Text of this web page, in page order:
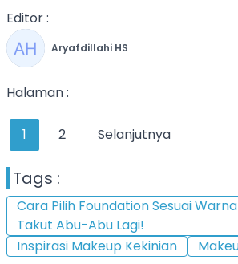
Editor :
Aryafdillahi HS
Halaman :
1 2 Selanjutnya
Tags :
Cara Pilih Foundation Sesuai
Takut Abu-Abu Lagi!
Inspirasi Makeup Kekinian